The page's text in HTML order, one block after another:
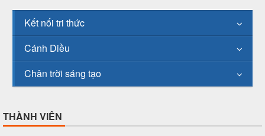
Kết nối tri thức
Cánh Diều
Chân trời sáng tạo
THÀNH VIÊN